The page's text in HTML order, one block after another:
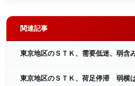
関連記事
東京地区のＳＴＫ、需要低迷、弱含
東京地区のＳＴＫ、荷足停滞 弱横